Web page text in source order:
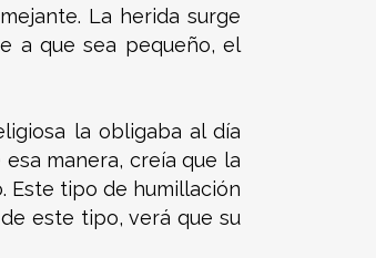
La herida surge
a que sea pequeño, el
la obligaba al día
manera, creía que la
Este tipo de humillación
este tipo, verá que su